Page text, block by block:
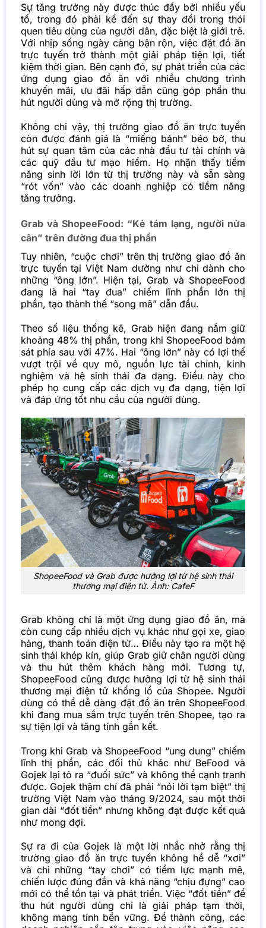
Sự tăng trưởng này được thúc đẩy bởi nhiều yếu
tố, trong đó phải kể đến sự thay đổi trong thói
quen tiêu dùng của người dân, đặc biệt là giới trẻ.
Với nhịp sống ngày càng bận rộn, việc đặt đồ ăn
trực tuyến trở thành một giải pháp tiện lợi, tiết
kiệm thời gian. Bên cạnh đó, sự phát triển của các
ứng dụng giao đồ ăn với nhiều chương trình
khuyến mãi, ưu đãi hấp dẫn cũng góp phần thu
hút người dùng và mở rộng thị trường.
Không chỉ vậy, thị trường giao đồ ăn trực tuyến
còn được đánh giá là “miếng bánh” béo bở, thu
hút sự quan tâm của các nhà đầu tư tài chính và
các quỹ đầu tư mạo hiểm. Họ nhận thấy tiềm
năng sinh lời lớn từ thị trường này và sẵn sàng
“rót vốn” vào các doanh nghiệp có tiềm năng
tăng trưởng.
Grab và ShopeeFood: “Kẻ tám lạng, người nửa
cân” trên đường đua thị phần
Tuy nhiên, “cuộc chơi” trên thị trường giao đồ ăn
trực tuyến tại Việt Nam dường như chỉ dành cho
những “ông lớn”. Hiện tại, Grab và ShopeeFood
đang là hai “tay đua” chiếm lĩnh phần lớn thị
phần, tạo thành thế “song mã” dẫn đầu.
Theo số liệu thống kê, Grab hiện đang nắm giữ
khoảng 48% thị phần, trong khi ShopeeFood bám
sát phía sau với 47%. Hai “ông lớn” này có lợi thế
vượt trội về quy mô, nguồn lực tài chính, kinh
nghiệm và hệ sinh thái đa dạng. Điều này cho
phép họ cung cấp các dịch vụ đa dạng, tiện lợi
và đáp ứng tốt nhu cầu của người dùng.
ShopeeFood và Grab được hưởng lợi từ hệ sinh thái
thương mại điện tử. Ảnh: CafeF
Grab không chỉ là một ứng dụng giao đồ ăn, mà
còn cung cấp nhiều dịch vụ khác như gọi xe, giao
hàng, thanh toán điện tử… Điều này tạo ra một hệ
sinh thái khép kín, giúp Grab giữ chân người dùng
và thu hút thêm khách hàng mới. Tương tự,
ShopeeFood cũng được hưởng lợi từ hệ sinh thái
thương mại điện tử khổng lồ của Shopee. Người
dùng có thể dễ dàng đặt đồ ăn trên ShopeeFood
khi đang mua sắm trực tuyến trên Shopee, tạo ra
sự tiện lợi và tăng tính gắn kết.
Trong khi Grab và ShopeeFood “ung dung” chiếm
lĩnh thị phần, các đối thủ khác như BeFood và
Gojek lại tỏ ra “đuối sức” và không thể cạnh tranh
được. Gojek thậm chí đã phải “nói lời tạm biệt” thị
trường Việt Nam vào tháng 9/2024, sau một thời
gian dài “đốt tiền” nhưng không đạt được kết quả
như mong đợi.
Sự ra đi của Gojek là một lời nhắc nhở rằng thị
trường giao đồ ăn trực tuyến không hề dễ “xơi”
và chỉ những “tay chơi” có tiềm lực mạnh mẽ,
chiến lược đúng đắn và khả năng “chịu đựng” cao
mới có thể tồn tại và phát triển. Việc “đốt tiền” để
thu hút người dùng chỉ là giải pháp tạm thời,
không mang tính bền vững. Để thành công, các